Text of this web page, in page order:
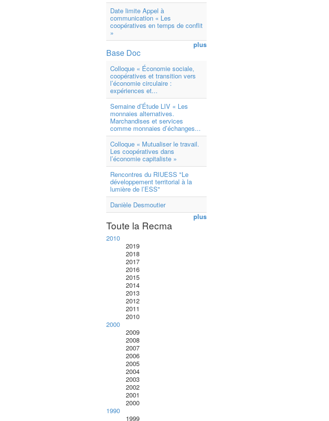
Date limite Appel à
communication « Les
coopératives en temps de conflit
»
plus
Base Doc
Colloque « Économie sociale,
coopératives et transition vers
l’économie circulaire :
expériences et...
Semaine d’Étude LIV « Les
monnaies alternatives.
Marchandises et services
comme monnaies d’échanges...
Colloque « Mutualiser le travail.
Les coopératives dans
l’économie capitaliste »
Rencontres du RIUESS "Le
développement territorial à la
lumière de l’ESS"
Danièle Desmoutier
plus
Toute la Recma
2010
2019
2018
2017
2016
2015
2014
2013
2012
2011
2010
2000
2009
2008
2007
2006
2005
2004
2003
2002
2001
2000
1990
1999